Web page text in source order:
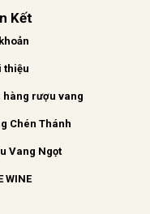
Kết
thiệu
hàng rượu vang
Chén Thánh
Vang Ngọt
WINE